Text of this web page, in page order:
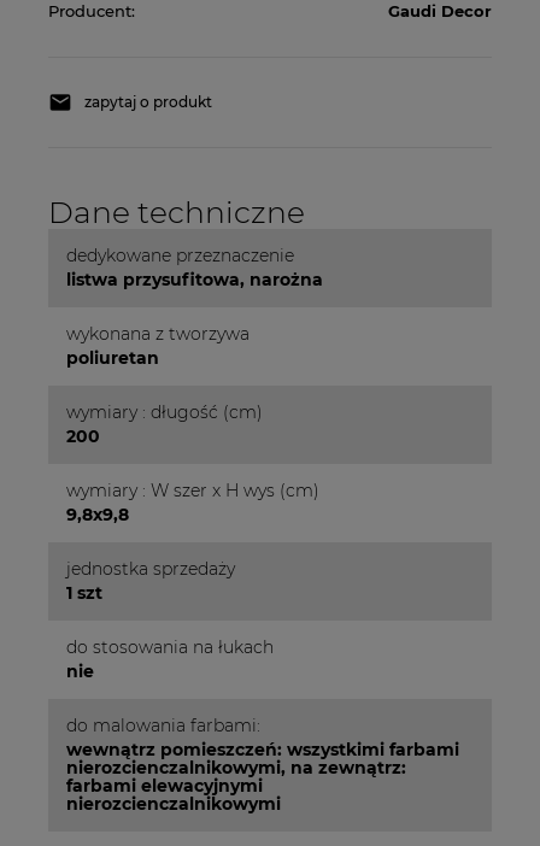
Producent: Gaudi Decor
zapytaj o produkt
Dane techniczne
dedykowane przeznaczenie
listwa przysufitowa, narożna
wykonana z tworzywa
poliuretan
wymiary : długość (cm)
200
wymiary : W szer x H wys (cm)
9,8x9,8
jednostka sprzedaży
1 szt
do stosowania na łukach
nie
do malowania farbami:
wewnątrz pomieszczeń: wszystkimi farbami
nierozcienczalnikowymi, na zewnątrz:
farbami elewacyjnymi
nierozcienczalnikowymi